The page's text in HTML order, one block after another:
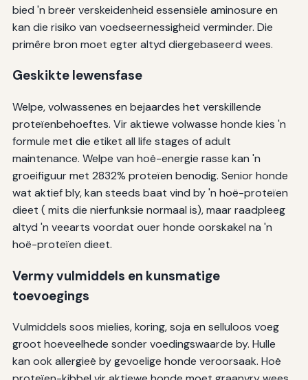
bied 'n breër verskeidenheid essensiële aminosure en
kan die risiko van voedseernessigheid verminder. Die
primêre bron moet egter altyd diergebaseerd wees.
Geskikte lewensfase
Welpe, volwassenes en bejaardes het verskillende
proteïenbehoeftes. Vir aktiewe volwasse honde kies 'n
formule met die etiket all life stages of adult
maintenance. Welpe van hoë-energie rasse kan 'n
groeifiguur met 2832% proteïen benodig. Senior honde
wat aktief bly, kan steeds baat vind by 'n hoë-proteïen
dieet ( mits die nierfunksie normaal is), maar raadpleeg
altyd 'n veearts voordat ouer honde oorskakel na 'n
hoë-proteïen dieet.
Vermy vulmiddels en kunsmatige
toevoegings
Vulmiddels soos mielies, koring, soja en selluloos voeg
groot hoeveelhede sonder voedingswaarde by. Hulle
kan ook allergieë by gevoelige honde veroorsaak. Hoë